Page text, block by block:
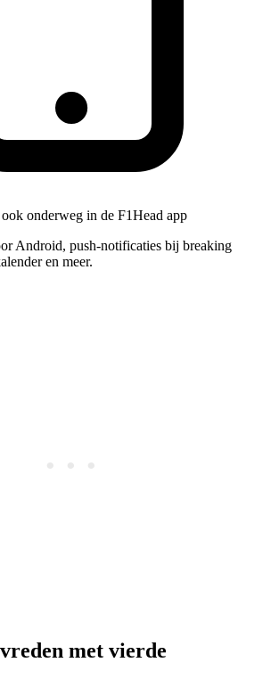
onderweg in de F1Head app
Android, push-notificaties bij breaking
en meer.
met vierde